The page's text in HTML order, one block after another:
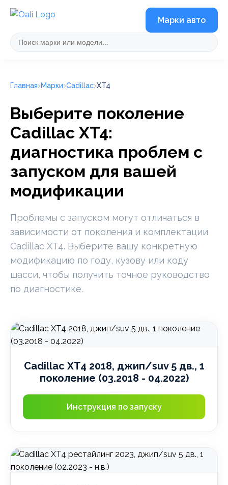
Марки авто
Главная Марки Cadillac XT4
Выберите поколение
Cadillac XT4:
диагностика проблем с
запуском для вашей
модификации
Проблемы с запуском могут отличаться в
зависимости от поколения и комплектации
Cadillac XT4. Выберите вашу конкретную
модификацию по году, кузову или коду
шасси, чтобы получить точное руководство
по диагностике.
Cadillac XT4 2018, джип/suv 5 дв., 1
поколение (03.2018 - 04.2022)
Инструкция по запуску